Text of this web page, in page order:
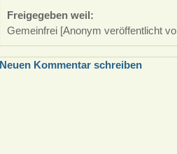
Freigegeben weil:
Gemeinfrei [Anonym veröffentlicht
Neuen Kommentar schreiben